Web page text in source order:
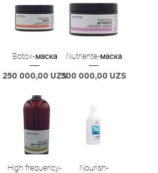
Botox-маска
Цена
250 000,00 UZS
Nutriente-маска
Цена
500 000,00 UZS
High frequency-
Nourish-